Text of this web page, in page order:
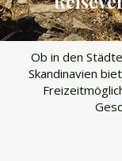
Ob in den
Skandinavien